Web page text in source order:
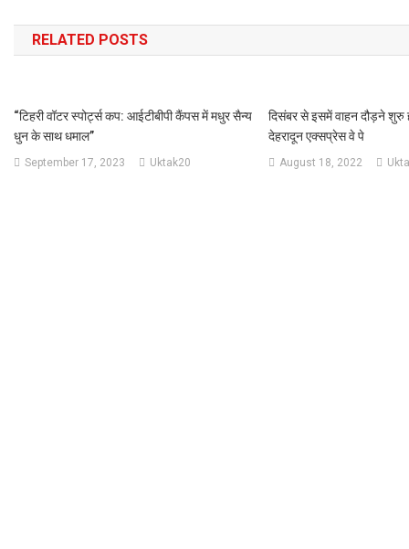
navigation
RELATED POSTS
“टिहरी वॉटर स्पोर्ट्स कप: आईटीबीपी कैंपस में मधुर सैन्य
धुन के साथ धमाल”
September 17, 2023 Uktak20
दिसंबर से इसमें वाहन दौड़ने शुरु
देहरादून एक्सप्रेस वे पे
August 18, 2022